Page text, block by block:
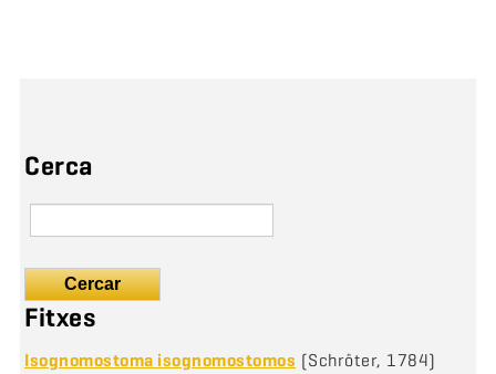
Cerca
Cercar
Fitxes
Isognomostoma isognomostomos (Schröter, 1784)